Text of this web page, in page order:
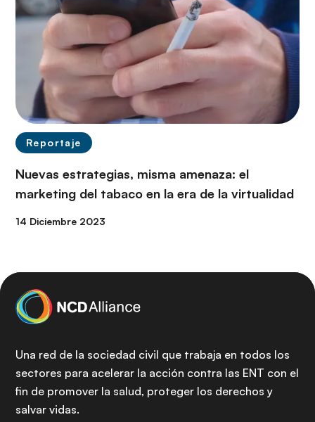
Reportaje
Nuevas estrategias, misma amenaza: el
marketing del tabaco en la era de la virtualidad
14 Diciembre 2023
Una red de la sociedad civil que trabaja en todos los
sectores para acelerar la acción contra las ENT con el
fin de promover la salud, proteger los derechos y
salvar vidas.